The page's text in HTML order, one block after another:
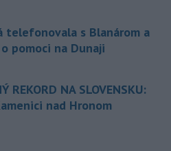
telefonovala s Blanárom a
pomoci na Dunaji
REKORD NA SLOVENSKU:
nad Hronom